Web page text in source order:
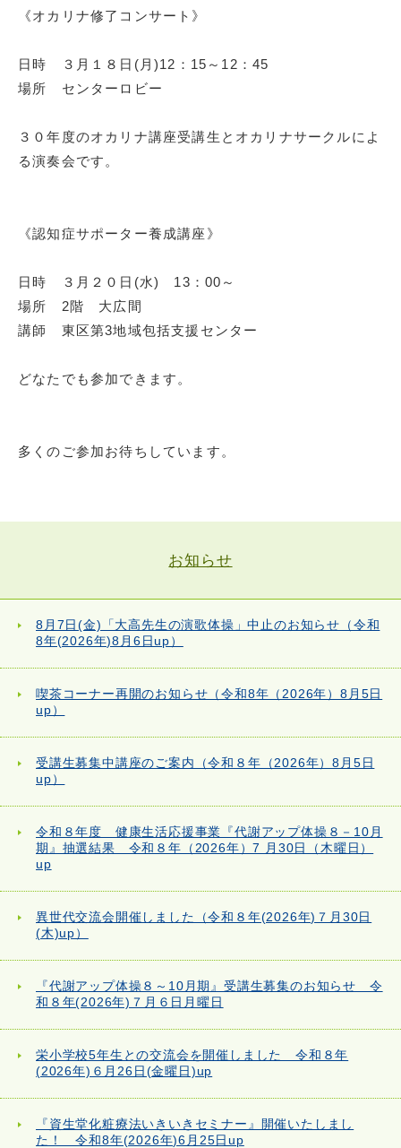
《オカリナ修了コンサート》
日時 ３月１８日(月)12：15～12：45
場所 センターロビー
３０年度のオカリナ講座受講生とオカリナサークルによ
る演奏会です。
《認知症サポーター養成講座》
日時 ３月２０日(水) 13：00～
場所 2階 大広間
講師 東区第3地域包括支援センター
どなたでも参加できます。
多くのご参加お待ちしています。
お知らせ
8月7日(金)「大高先生の演歌体操」中止のお知らせ（令和
8年(2026年)8月6日up）
喫茶コーナー再開のお知らせ（令和8年（2026年）8月5日
up）
受講生募集中講座のご案内（令和８年（2026年）8月5日
up）
令和８年度 健康生活応援事業『代謝アップ体操８－10月
期』抽選結果 令和８年（2026年）7 月30日（木曜日）
up
異世代交流会開催しました（令和８年(2026年)７月30日
(木)up）
『代謝アップ体操８～10月期』受講生募集のお知らせ 令
和８年(2026年)７月６日月曜日
栄小学校5年生との交流会を開催しました 令和８年
(2026年)６月26日(金曜日)up
『資生堂化粧療法いきいきセミナー』開催いたしまし
た！ 令和8年(2026年)6月25日up